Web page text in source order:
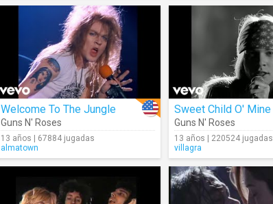
Welcome To The Jungle
Guns N' Roses
13 años | 67884 jugadas
almatown
Sweet Child O' Mine
Guns N' Roses
13 años | 220524 jugadas
villagra